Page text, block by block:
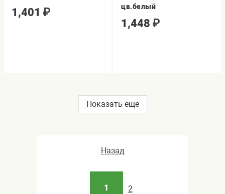
1,401 ₽
цв.белый
1,448 ₽
Показать еще
Назад
1 2